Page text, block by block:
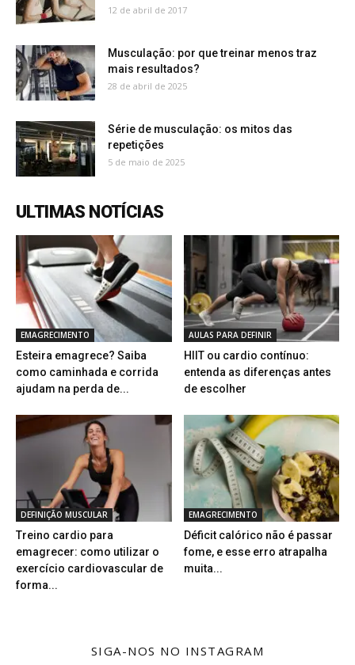
12 de abril de 2017
Musculação: por que treinar menos traz
mais resultados?
28 de abril de 2025
Série de musculação: os mitos das
repetições
5 de maio de 2025
ULTIMAS NOTÍCIAS
EMAGRECIMENTO
Esteira emagrece? Saiba
como caminhada e corrida
ajudam na perda de...
AULAS PARA DEFINIR
HIIT ou cardio contínuo:
entenda as diferenças antes
de escolher
DEFINIÇÃO MUSCULAR
Treino cardio para
emagrecer: como utilizar o
exercício cardiovascular de
forma...
EMAGRECIMENTO
Déficit calórico não é passar
fome, e esse erro atrapalha
muita...
SIGA-NOS NO INSTAGRAM